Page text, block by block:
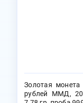
Золотая монета
рублей ММД,